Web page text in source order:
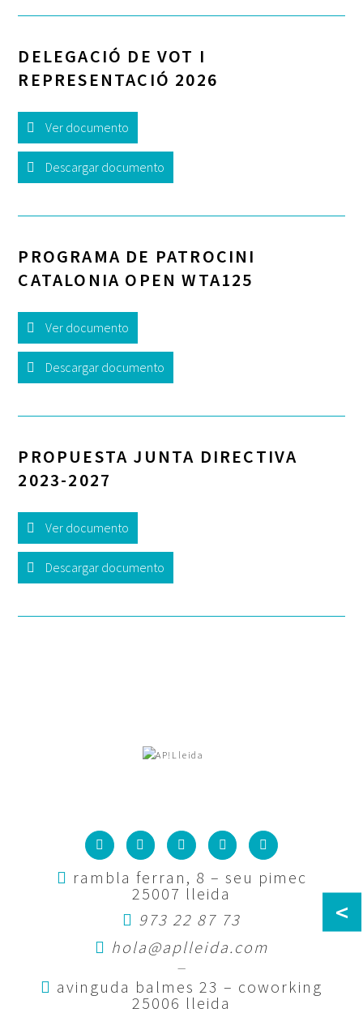
DELEGACIÓ DE VOT I
REPRESENTACIÓ 2026
Ver documento
Descargar documento
PROGRAMA DE PATROCINI
CATALONIA OPEN WTA125
Ver documento
Descargar documento
PROPUESTA JUNTA DIRECTIVA
2023-2027
Ver documento
Descargar documento
rambla ferran, 8 – seu pimec
25007 lleida
973 22 87 73
hola@aplleida.com
—
avinguda balmes 23 – coworking
25006 lleida
<